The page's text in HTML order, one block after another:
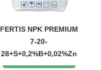
FERTIS NPK PREMIUM
7-20-
28+S+0,2%B+0,02%Zn